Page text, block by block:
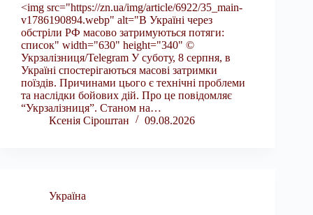
<img src="https://zn.ua/img/article/6922/35_main-
v1786190894.webp" alt="В Україні через
обстріли РФ масово затримуються потяги:
список" width="630" height="340" ©
Укрзалізниця/Telegram У суботу, 8 серпня, в
Україні спостерігаються масові затримки
поїздів. Причинами цього є технічні проблеми
та наслідки бойових дій. Про це повідомляє
“Укрзалізниця”. Станом на…
Ксенія Сіроштан
09.08.2026
Україна